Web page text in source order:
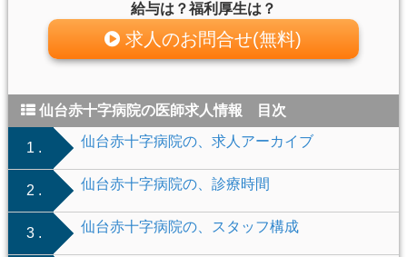
給与は？福利厚生は？
求人のお問合せ(無料)
仙台赤十字病院の医師求人情報 目次
1 . 仙台赤十字病院の、求人アーカイブ
2 . 仙台赤十字病院の、診療時間
3 . 仙台赤十字病院の、スタッフ構成